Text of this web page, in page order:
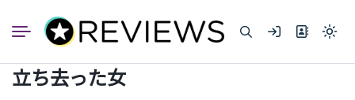
ン
Light
立ち去った女